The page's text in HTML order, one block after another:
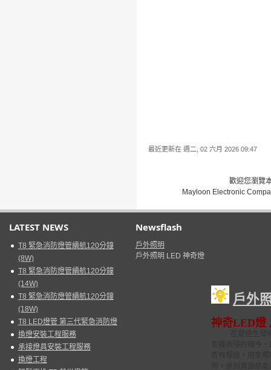
最近更新在 週二, 02 六月 2026 09:47
歡迎您瀏覽
Mayloon Electronic
LATEST NEWS
T8 緊急消防燈管續航120分鐘
(8W)
T8 緊急消防燈管續航120分鐘
(14W)
T8 緊急消防燈管續航120分鐘
(18W)
T8 LED燈管 第三代緊急消防燈
換燈安裝工程服務
承接燈具安裝工程服務
換燈工程
Newsflash
戶外照明
戶外照明 LED 神奇燈
戶外
神奇LED燈